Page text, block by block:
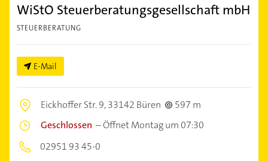
WiStO Steuerberatungsgesellschaft mbH
STEUERBERATUNG
E-Mail
Eickhoffer Str. 9,33142 Büren
597 m
Geschlossen –Öffnet Montag um 07:30
02951 93 45-0